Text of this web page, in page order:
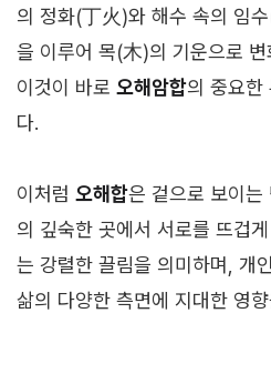
의 정화(丁火)와 해수 속의 임
을 이루어 목(木)의 기운으로 변
이것이 바로 오해암합의 중요한
다.
이처럼 오해합은 겉으로 보이는
의 깊숙한 곳에서 서로를 뜨겁
는 강렬한 끌림을 의미하며, 개
삶의 다양한 측면에 지대한 영